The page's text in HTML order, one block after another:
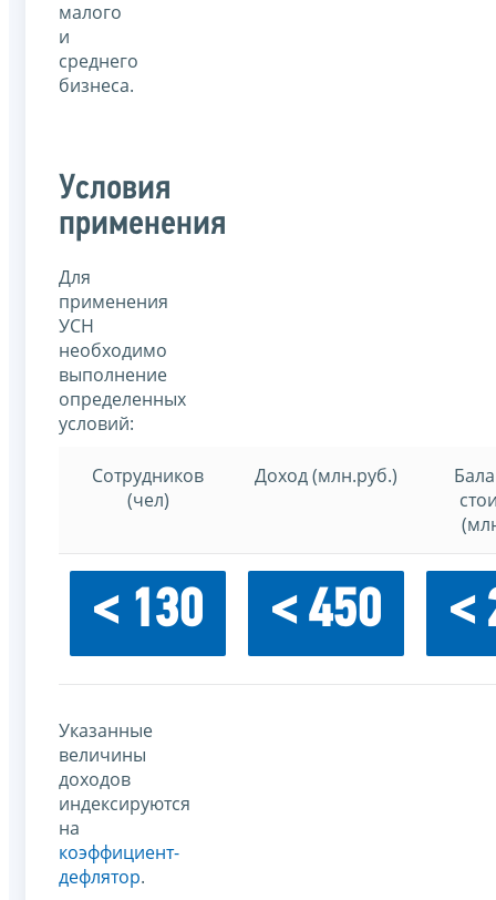
малого
и
среднего
бизнеса.
Условия
применения
Для
применения
УСН
необходимо
выполнение
определенных
условий:
Сотрудников
(чел)
Доход (млн.руб.)
< 130 < 450 <
Указанные
величины
доходов
индексируются
на
коэффициент-
дефлятор.